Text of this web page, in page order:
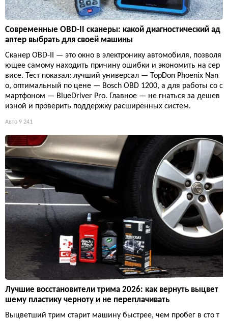
Современные OBD-II сканеры: какой диагностический ад
аптер выбрать для своей машины
Сканер OBD-II — это окно в электронику автомобиля, позволя
ющее самому находить причину ошибки и экономить на сер
висе. Тест показал: лучший универсал — TopDon Phoenix Nan
o, оптимальный по цене — Bosch OBD 1200, а для работы со с
мартфоном — BlueDriver Pro. Главное — не гнаться за дешев
изной и проверить поддержку расширенных систем.
Авто 9 241
Лучшие восстановители трима 2026: как вернуть выцвет
шему пластику черноту и не переплачивать
Выцветший трим старит машину быстрее, чем пробег в сто т